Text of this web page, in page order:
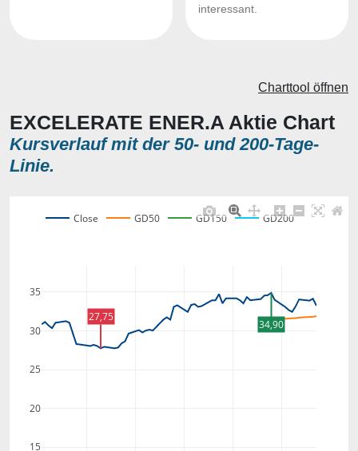
interessant.
EXCELERATE ENER.A Aktie Chart
Kursverlauf mit der 50- und 200-Tage-
Linie.
Charttool öffnen
15
20
25
30
35
Close GD50 GD150 GD200
34,90
27,75